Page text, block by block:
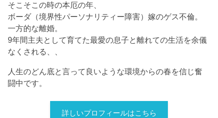
そこそこの時の本厄の年、
ボーダ（境界性パーソナリティー障害）嫁のゲス不倫。
一方的な離婚。
9年間主夫として育てた最愛の息子と離れての生活を余儀
なくされる、、
人生のどん底と言って良いような環境からの春を信じ奮
闘中です。
詳しいプロフィールはこちら